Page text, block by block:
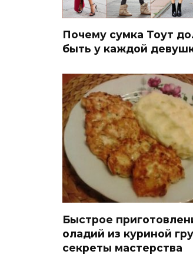
Почему сумка Тоут
быть у каждой
Быстрое
оладий из куриной
секреты мастерства